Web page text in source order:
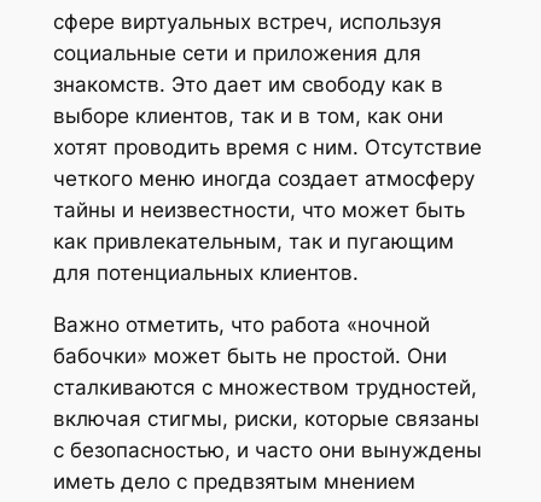
сфере виртуальных встреч, используя
социальные сети и приложения для
знакомств. Это дает им свободу как в
выборе клиентов, так и в том, как они
хотят проводить время с ним. Отсутствие
четкого меню иногда создает атмосферу
тайны и неизвестности, что может быть
как привлекательным, так и пугающим
для потенциальных клиентов.
Важно отметить, что работа «ночной
бабочки» может быть не простой. Они
сталкиваются с множеством трудностей,
включая стигмы, риски, которые связаны
с безопасностью, и часто они вынуждены
иметь дело с предвзятым мнением